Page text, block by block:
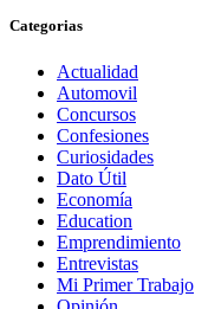
Categorias
Actualidad
Automovil
Concursos
Confesiones
Curiosidades
Dato Útil
Economía
Education
Emprendimiento
Entrevistas
Mi Primer Trabajo